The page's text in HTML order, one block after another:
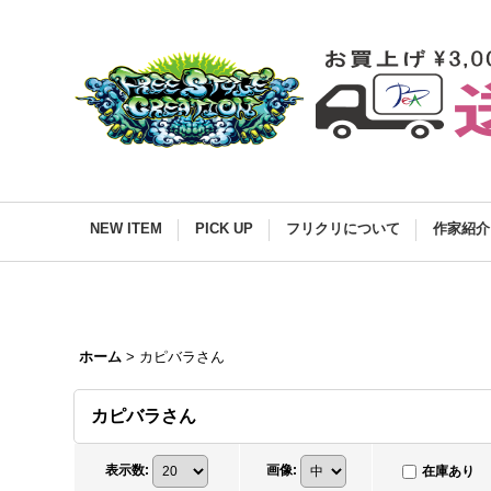
NEW ITEM PICK UP フリクリについて 作家紹介
ホーム > カピバラさん
カピバラさん
表示数: 画像: 在庫あり